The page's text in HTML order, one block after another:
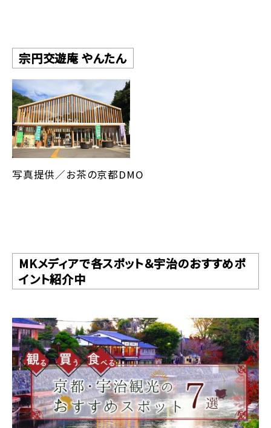
宗円交遊庵 やんたん
写真提供／お茶の京都DMO
MKメディアで各スポット＆宇治のおすすめポ
イント紹介中